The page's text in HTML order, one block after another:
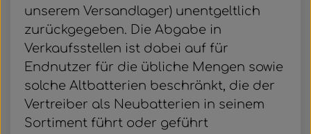
unserem Versandlager) unentgeltlich
zurückgegeben. Die Abgabe in
Verkaufsstellen ist dabei auf für
Endnutzer für die übliche Mengen sowie
solche Altbatterien beschränkt, die der
Vertreiber als Neubatterien in seinem
Sortiment führt oder geführt